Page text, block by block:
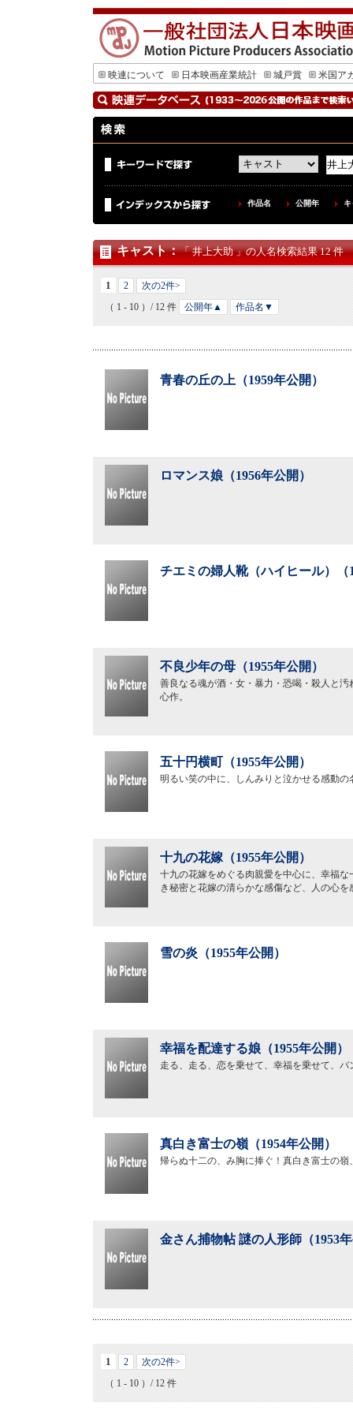
映連について 日本映画産業統計 城戸賞 米国ア
作品名 公開年
キャスト：「 井上大助 」の人名検索結果 12 件
1 2
次の2件>
（ 1 - 10 ）/ 12 件
公開年▲ 作品名▼
青春の丘の上（1959年公開）
ロマンス娘（1956年公開）
チエミの婦人靴（ハイヒール）（
不良少年の母（1955年公開）
善良なる魂が酒・女・暴力・恐喝・殺人と
心作。
五十円横町（1955年公開）
明るい笑の中に、しんみりと泣かせる感動の
十九の花嫁（1955年公開）
十九の花嫁をめぐる肉親愛を中心に、幸福
き秘密と花嫁の清らかな感傷など、人の心
雪の炎（1955年公開）
幸福を配達する娘（1955年公開）
走る、走る、恋を乗せて、幸福を乗せて、
真白き富士の嶺（1954年公開）
帰らぬ十二の、み胸に捧ぐ！真白き富士の
金さん捕物帖 謎の人形師（1953
1 2
次の2件>
（ 1 - 10 ）/ 12 件